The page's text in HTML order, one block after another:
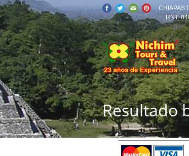
CHIAPAS
RNT:
Resultado